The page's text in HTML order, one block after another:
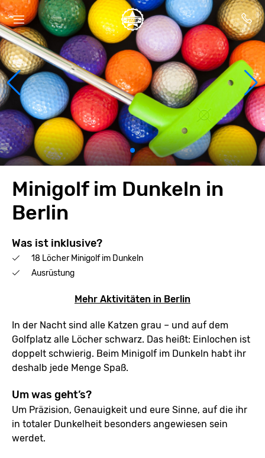
Minigolf im Dunkeln in
Berlin
Was ist inklusive?
18 Löcher Minigolf im Dunkeln
Ausrüstung
Mehr Aktivitäten in Berlin
In der Nacht sind alle Katzen grau – und auf dem
Golfplatz alle Löcher schwarz. Das heißt: Einlochen ist
doppelt schwierig. Beim Minigolf im Dunkeln habt ihr
deshalb jede Menge Spaß.
Um was geht’s?
Um Präzision, Genauigkeit und eure Sinne, auf die ihr
in totaler Dunkelheit besonders angewiesen sein
werdet.